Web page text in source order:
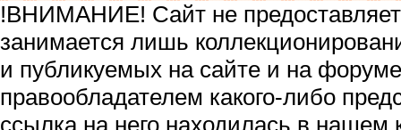
!ВНИМАНИЕ! Сайт не предоставляет
занимается лишь
и публикуемых на сайте и на
правообладателем какого-либо
ссылка на него находилась в